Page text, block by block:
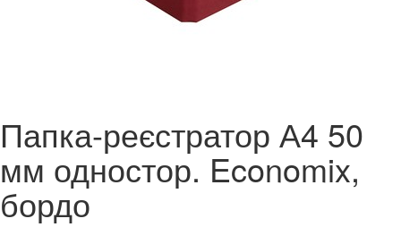
Папка-реєстратор А4 50
мм одностор. Economix,
бордо